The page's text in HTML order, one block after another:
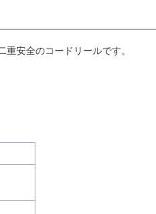
安全のコードリールです。